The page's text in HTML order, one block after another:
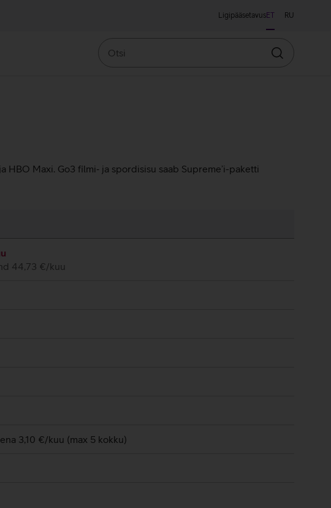
LigipääsetavusET RU
Otsin
Maxi. Go3 filmi‑ ja spordisisu saab Supreme’i-paketti
44,73 €/kuu
3,10 €/kuu (max 5 kokku)